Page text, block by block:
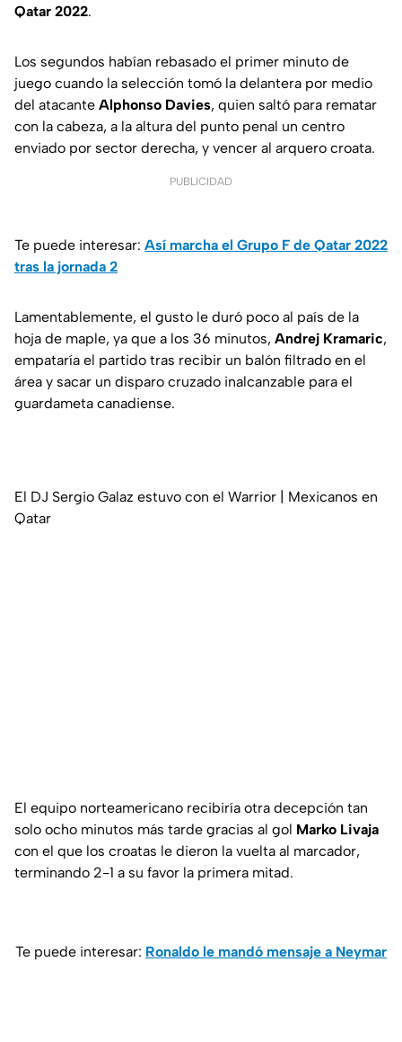
Qatar 2022.
Los segundos habían rebasado el primer minuto de
juego cuando la selección tomó la delantera por medio
del atacante Alphonso Davies, quien saltó para rematar
con la cabeza, a la altura del punto penal un centro
enviado por sector derecha, y vencer al arquero croata.
PUBLICIDAD
Te puede interesar: Así marcha el Grupo F de Qatar 2022
tras la jornada 2
Lamentablemente, el gusto le duró poco al país de la
hoja de maple, ya que a los 36 minutos, Andrej Kramaric,
empataría el partido tras recibir un balón filtrado en el
área y sacar un disparo cruzado inalcanzable para el
guardameta canadiense.
El DJ Sergio Galaz estuvo con el Warrior | Mexicanos en
Qatar
El equipo norteamericano recibiría otra decepción tan
solo ocho minutos más tarde gracias al gol Marko Livaja
con el que los croatas le dieron la vuelta al marcador,
terminando 2-1 a su favor la primera mitad.
Te puede interesar: Ronaldo le mandó mensaje a Neymar